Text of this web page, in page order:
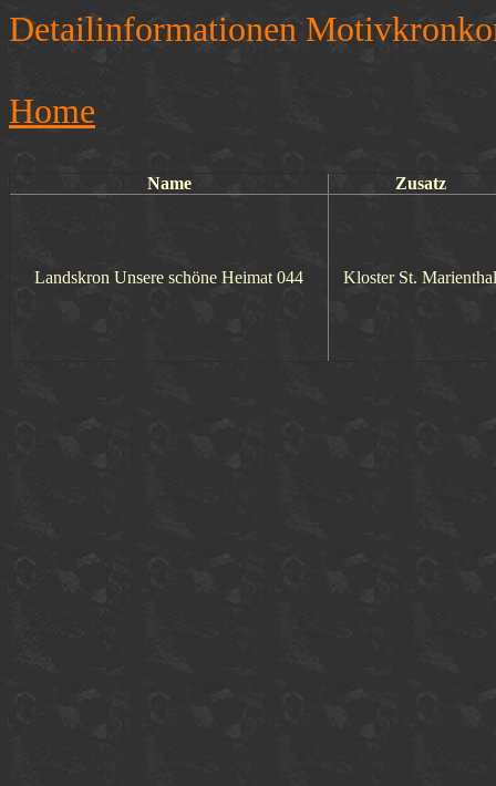
Detailinformationen
Home
Name Zusatz
Landskron Unsere schöne Heimat 044 Kloster St. Marienthal